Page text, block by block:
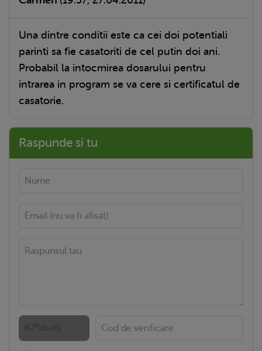
Una dintre conditii este ca cei doi potentiali
parinti sa fie casatoriti de cel putin doi ani.
Probabil la intocmirea dosarului pentru
intrarea in program se va cere si certificatul de
casatorie.
Raspunde si tu